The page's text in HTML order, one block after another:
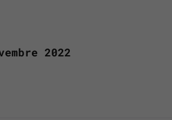
2022